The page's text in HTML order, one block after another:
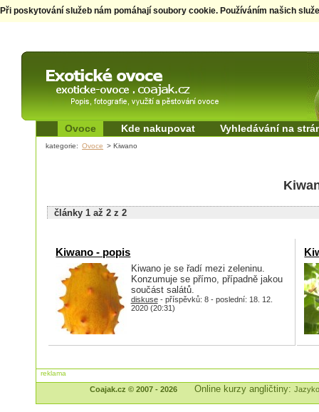
Při poskytování služeb nám pomáhají soubory cookie. Používáním našich
Exotické ovoce
využití a pěstování
Ovoce Kde nakupovat Vyhledávání na
kategorie: Ovoce > Kiwano
články 1 až 2 z 2
Kiwano - popis
Kiwano je se řadí mezi zeleninu.
Konzumuje se přímo, případně jakou
součást salátů.
diskuse- příspěvků: 8 - poslední: 18. 12.
2020 (20:31)
reklama
Coajak.cz © 2007 - 2026 Online kurzy angličtiny: